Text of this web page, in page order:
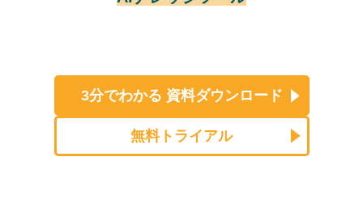
3分でわかる 資料ダウンロード
無料トライアル